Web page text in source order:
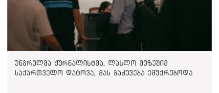
უნგრელმა ჟურნალისტმა, ლასლო მეზეშიმ
საქართველო დატოვა, მას გაძევება ემუქრებოდა